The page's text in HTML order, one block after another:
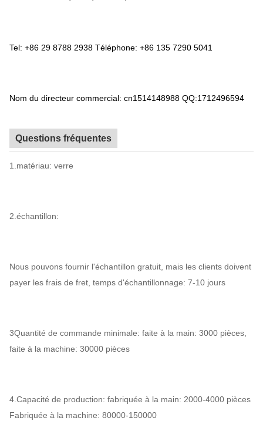
Tel: +86 29 8788 2938 Téléphone: +86 135 7290 5041
Nom du directeur commercial: cn1514148988 QQ:1712496594
Questions fréquentes
1.matériau: verre
2.échantillon:
Nous pouvons fournir l'échantillon gratuit, mais les clients doivent
payer les frais de fret, temps d'échantillonnage: 7-10 jours
3Quantité de commande minimale: faite à la main: 3000 pièces,
faite à la machine: 30000 pièces
4.Capacité de production: fabriquée à la main: 2000-4000 pièces
Fabriquée à la machine: 80000-150000